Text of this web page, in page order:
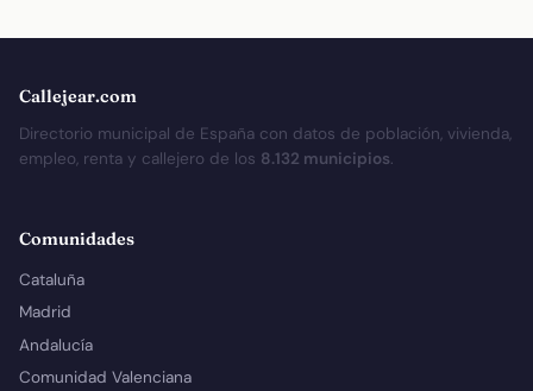
Callejear.com
Directorio municipal de España con datos de población, vivienda,
empleo, renta y callejero de los 8.132 municipios.
Comunidades
Cataluña
Madrid
Andalucía
Comunidad Valenciana